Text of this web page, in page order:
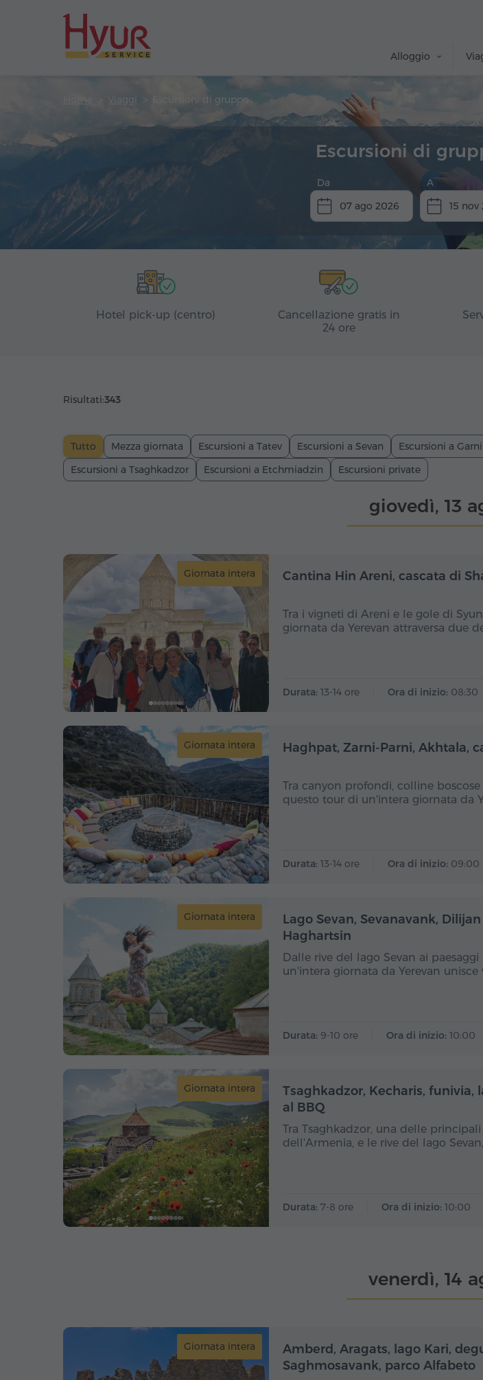
Alloggio
Home Viaggi Escursioni di gruppo
Escursioni di
Da
07 ago 2026
A
15 nov
Hotel pick-up (centro)
Cancellazione gratis in
24 ore
Risultati:343
Tutto Mezza giornata Escursioni a Tatev Escursioni a Sevan Escursioni a
Escursioni a Tsaghkadzor
Escursioni a Etchmiadzin Escursioni private
giovedì, 13
Giornata intera Giornata intera
Cantina Hin Areni, cascata di
Tra i vigneti di Areni e le gole di
giornata da Yerevan attraversa due
Durata: 13-14 ore Ora di inizio: 08:30
Giornata intera Giornata intera
Haghpat, Zarni-Parni, Akhtala,
Tra canyon profondi, colline
questo tour di un'intera giornata da
Durata: 13-14 ore Ora di inizio: 09:00
Giornata intera Giornata intera
Lago Sevan, Sevanavank,
Haghartsin
Dalle rive del lago Sevan ai
un'intera giornata da Yerevan
Durata: 9-10 ore Ora di inizio: 10:00
Giornata intera Giornata intera
Tsaghkadzor, Kecharis, funivia,
al BBQ
Tra Tsaghkadzor, una delle
dell'Armenia, e le rive del lago
Durata: 7-8 ore Ora di inizio: 10:00
venerdì, 14
Giornata intera Giornata intera
Amberd, Aragats, lago Kari,
Saghmosavank, parco Alfabeto